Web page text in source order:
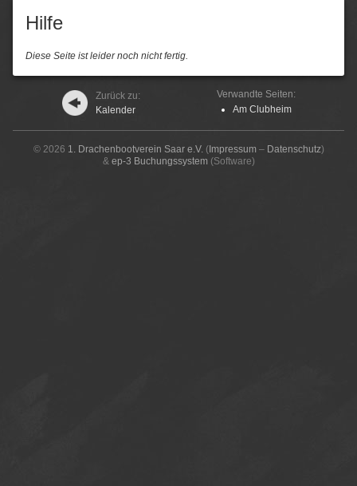
Hilfe
Diese Seite ist leider noch nicht fertig.
Zurück zu:
Kalender
Verwandte Seiten:
Am Clubheim
© 2026 1. Drachenbootverein Saar e.V.(Impressum – Datenschutz)
& ep-3 Buchungssystem (Software)